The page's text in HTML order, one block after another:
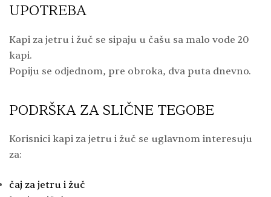
UPOTREBA
Kapi za jetru i žuč se sipaju u čašu sa malo vode 20
kapi.
Popiju se odjednom, pre obroka, dva puta dnevno.
PODRŠKA ZA SLIČNE TEGOBE
Korisnici kapi za jetru i žuč se uglavnom interesuju
za:
čaj za jetru i žuč